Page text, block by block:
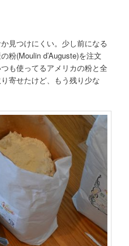
見つけにくい。少し前になる
粉(Moulin d’Auguste)を注文
も使ってるアメリカの粉と全
寄せたけど、もう残り少な